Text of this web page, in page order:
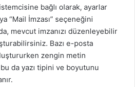
bağlı olarak, ayarlar
“Mail İmzası” seçeneğini
mevcut imzanızı düzenleyebilir
Bazı e-posta
zengin metin
da yazı tipini ve boyutunu